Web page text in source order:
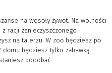
na wesoły żywot. Na wolności
racji zanieczyszczonego
na talerzu. W zoo będziesz po
będziesz tylko zabawką.
podobać.